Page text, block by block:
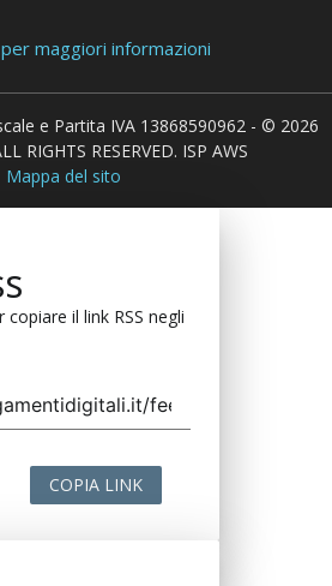
maggiori informazioni
e Partita IVA 13868590962 - © 2026
RIGHTS RESERVED. ISP AWS
Mappa del sito
il link RSS negli
COPIA LINK